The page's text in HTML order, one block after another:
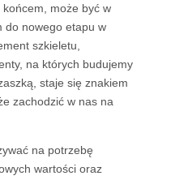
może być w
do nowego etapu w
szkieletu,
na których budujemy
staje się znakiem
zachodzić w nas na
na potrzebę
wartości oraz